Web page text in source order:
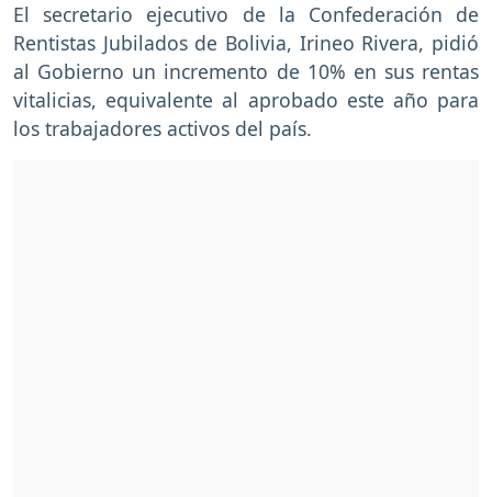
El secretario ejecutivo de la Confederación de
Rentistas Jubilados de Bolivia, Irineo Rivera, pidió
al Gobierno un incremento de 10% en sus rentas
vitalicias, equivalente al aprobado este año para
los trabajadores activos del país.